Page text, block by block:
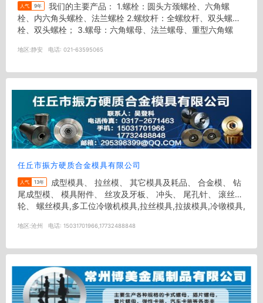
人气 9年
栓、内六角头螺栓、法兰螺栓 2.螺纹杆：全螺纹杆、双头螺
栓、双头螺栓； 3.螺母：六角螺母、法兰螺母、重型六角螺
地区:静安 电话: 021-63595065
任丘市振方硬质合金模具有限公司
人气 13年
尾成型模、 模具附件、 丝攻及牙板、 冲头、 尾孔针、 滚丝
轮、 螺丝模具,多工位冷镦机模具,拉丝模具,拉拔模具,冷镦模具,
地区:沧州 电话: 15031701966,17732488848